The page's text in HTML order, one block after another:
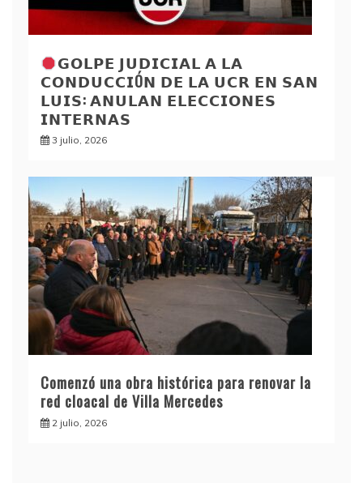
𝗚𝗢𝗟𝗣𝗘 𝗝𝗨𝗗𝗜𝗖𝗜𝗔𝗟 𝗔 𝗟𝗔
𝗖𝗢𝗡𝗗𝗨𝗖𝗖𝗜Ó𝗡 𝗗𝗘 𝗟𝗔 𝗨𝗖𝗥 𝗘𝗡 𝗦𝗔𝗡
𝗟𝗨𝗜𝗦: 𝗔𝗡𝗨𝗟𝗔𝗡 𝗘𝗟𝗘𝗖𝗖𝗜𝗢𝗡𝗘𝗦
𝗜𝗡𝗧𝗘𝗥𝗡𝗔𝗦
3 julio, 2026
Comenzó una obra histórica para renovar la
red cloacal de Villa Mercedes
2 julio, 2026